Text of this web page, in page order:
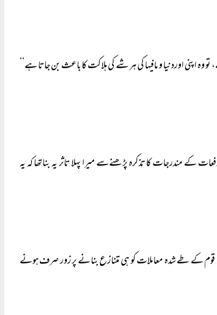
اپنی اوردنیا و مافیہا کی ہر شے کی ہلاکت کا باعث بن جاتا ہے‘‘
مندرجات کا تذکرہ پڑھنےسے میرا پہلا تاثر یہ بناتھا کہ یہ
قوم کے طے شدہ معاملات کو ہی متنازع بنانے پر زور صرف ہونے